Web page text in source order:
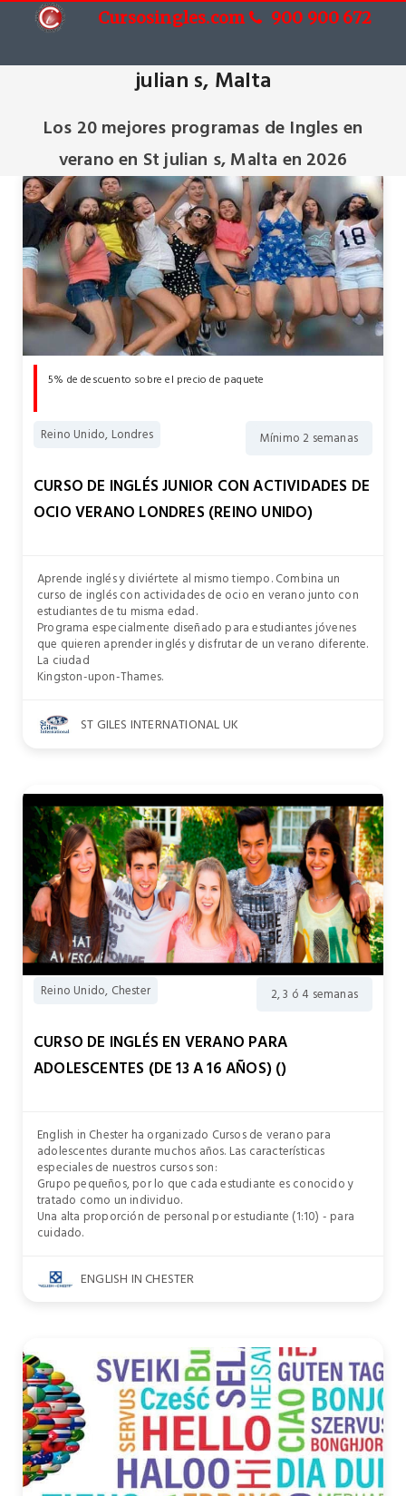
Cursosingles.com 900 900 672
julian s, Malta
Los 20 mejores programas de Ingles en
verano en St julian s, Malta en 2026
5% de descuento sobre el precio de paquete
Reino Unido, Londres Mínimo 2 semanas
CURSO DE INGLÉS JUNIOR CON ACTIVIDADES DE
OCIO VERANO LONDRES (REINO UNIDO)
Aprende inglés y diviértete al mismo tiempo. Combina un
curso de inglés con actividades de ocio en verano junto con
estudiantes de tu misma edad.
Programa especialmente diseñado para estudiantes jóvenes
que quieren aprender inglés y disfrutar de un verano diferente.
La ciudad
Kingston-upon-Thames.
ST GILES INTERNATIONAL UK
Reino Unido, Chester 2, 3 ó 4 semanas
CURSO DE INGLÉS EN VERANO PARA
ADOLESCENTES (DE 13 A 16 AÑOS) ()
English in Chester ha organizado Cursos de verano para
adolescentes durante muchos años. Las características
especiales de nuestros cursos son:
Grupo pequeños, por lo que cada estudiante es conocido y
tratado como un individuo.
Una alta proporción de personal por estudiante (1:10) - para
cuidado.
ENGLISH IN CHESTER